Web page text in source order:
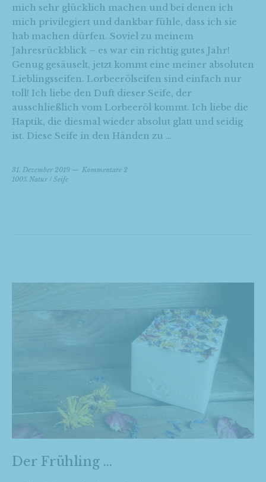
mich sehr glücklich machen und bei denen ich
mich privilegiert und dankbar fühle, dass ich sie
hab machen dürfen. Soviel zu meinem
Jahresrückblick – es war ein richtig gutes Jahr!
Genug gesäuselt, jetzt kommt eine meiner absoluten
Lieblingsseifen. Lorbeerölseifen sind einfach nur
toll! Ich liebe den Duft dieser Seife, der
ausschließlich vom Lorbeeröl kommt. Ich liebe die
Haptik, die diesmal wieder absolut glatt und seidig
ist. Diese Seife in den Händen zu …
31. Dezember 2019
Kommentare 2
100% Natur /Seife
Der Frühling …